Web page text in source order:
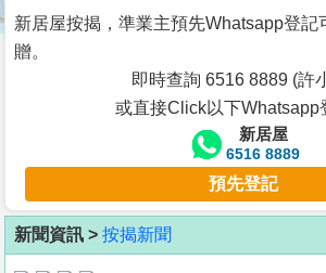
谷
按
客
地
新居屋按揭，準業主預先Whatsapp登記
贈。
即時查詢 6516 8889 (許
或直接Click以下Whatsapp
新居屋
6516 8889
預先登記
新聞資訊 > 按揭新聞